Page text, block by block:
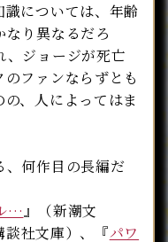
については、年齢
り異なるだろ
、ジョージが死亡
ファンならずとも
、人によってはま
何作目の長編だ
…』（新潮文
談社文庫）、『パワ